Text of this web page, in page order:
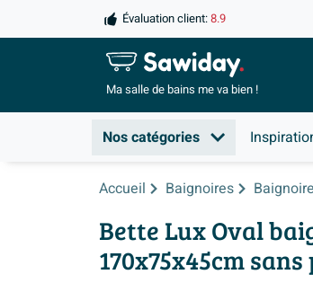
Évaluation client:8.9
Ma salle debains me va bien !
Nos catégories
Accueil Baignoires
Bette Lux Oval
170x75x45cm